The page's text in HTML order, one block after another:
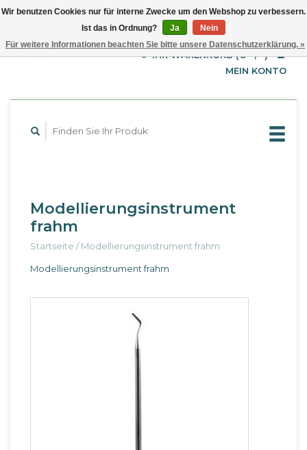
EUR
GBP
USD
English
Français
IHR WARENKORB (€--,--)
MEIN KONTO
Modellierungsinstrument
frahm
Startseite /Modellierungsinstrument frahm
Modellierungsinstrument frahm
Wir benutzen Cookies nur für interne Zwecke um den Webshop zu verbessern.
Ist das in Ordnung?
Ja
Nein
Für weitere Informationen beachten Sie bitte unsere Datenschutzerklärung. »